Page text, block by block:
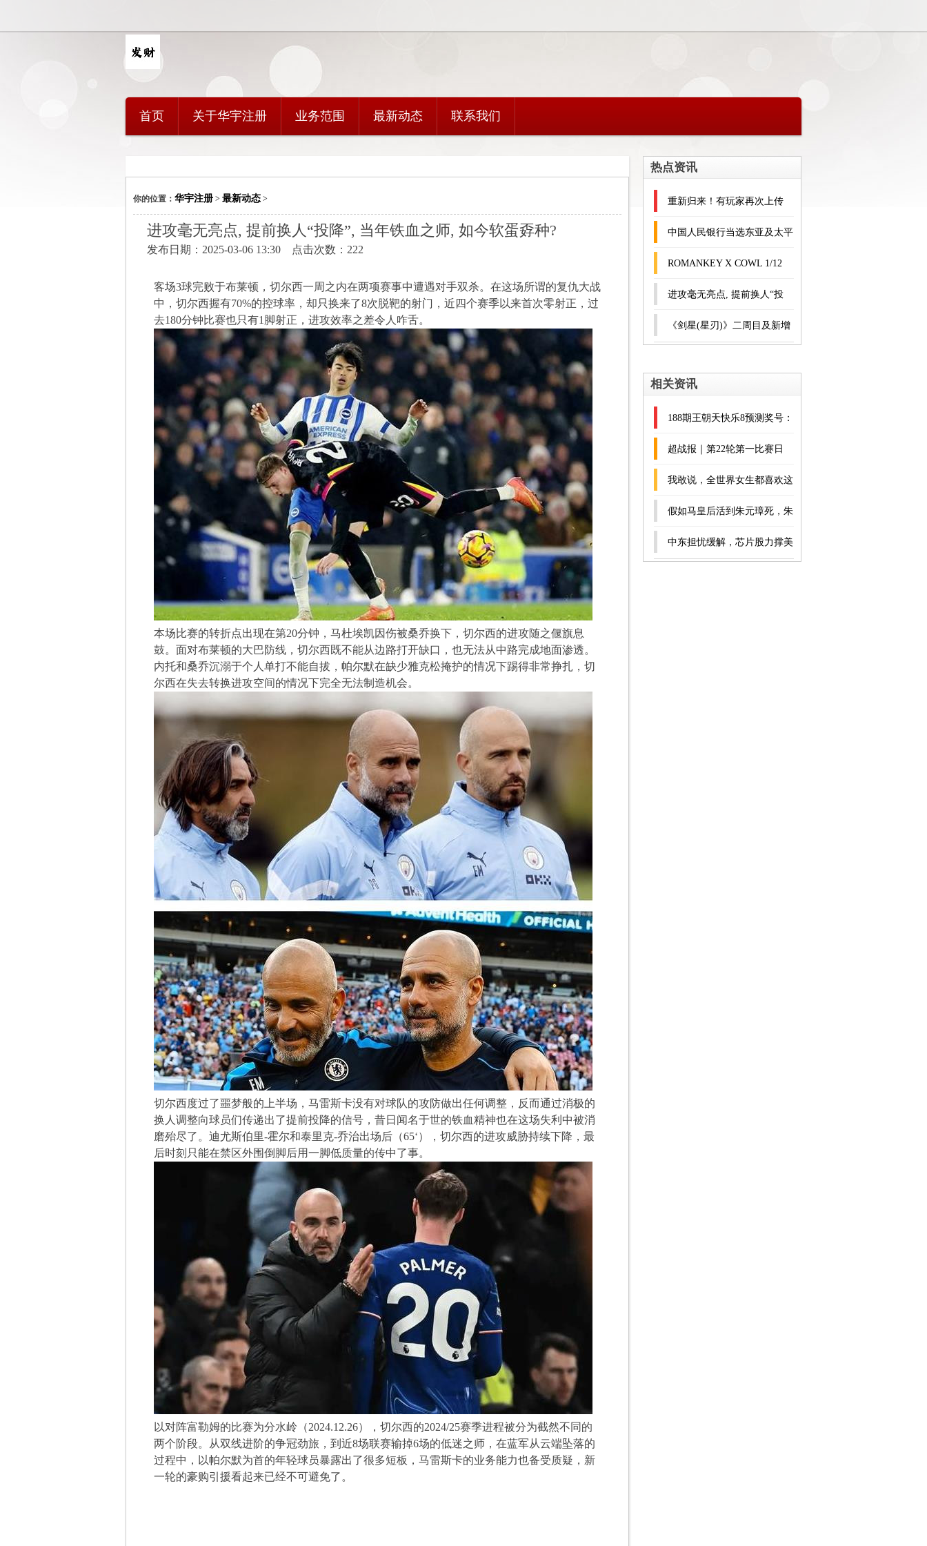
首页 关于华宇注册 业务范围 最新动态 联系我们
你的位置： 华宇注册 > 最新动态 >
进攻毫无亮点, 提前换人“投降”, 当年铁血之师, 如今软蛋孬种?
发布日期：2025-03-06 13:30 点击次数：222
客场3球完败于布莱顿，切尔西一周之内在两项赛事中遭遇对手双杀。在这场所谓的复仇大战
中，切尔西握有70%的控球率，却只换来了8次脱靶的射门，近四个赛季以来首次零射正，过
去180分钟比赛也只有1脚射正，进攻效率之差令人咋舌。
本场比赛的转折点出现在第20分钟，马杜埃凯因伤被桑乔换下，切尔西的进攻随之偃旗息
鼓。面对布莱顿的大巴防线，切尔西既不能从边路打开缺口，也无法从中路完成地面渗透。
内托和桑乔沉溺于个人单打不能自拔，帕尔默在缺少雅克松掩护的情况下踢得非常挣扎，切
尔西在失去转换进攻空间的情况下完全无法制造机会。
切尔西度过了噩梦般的上半场，马雷斯卡没有对球队的攻防做出任何调整，反而通过消极的
换人调整向球员们传递出了提前投降的信号，昔日闻名于世的铁血精神也在这场失利中被消
磨殆尽了。迪尤斯伯里-霍尔和泰里克-乔治出场后（65‘），切尔西的进攻威胁持续下降，最
后时刻只能在禁区外围倒脚后用一脚低质量的传中了事。
以对阵富勒姆的比赛为分水岭（2024.12.26），切尔西的2024/25赛季进程被分为截然不同的
两个阶段。从双线进阶的争冠劲旅，到近8场联赛输掉6场的低迷之师，在蓝军从云端坠落的
过程中，以帕尔默为首的年轻球员暴露出了很多短板，马雷斯卡的业务能力也备受质疑，新
一轮的豪购引援看起来已经不可避免了。
热点资讯
重新归来！有玩家再次上传
《战神：诸神黄昏》取消PC
绑定PSN账号MOD
中国人民银行当选东亚及太平
洋地区中央银行行长会议组织
支付与市场基础设施工作组新
任主席
ROMANKEY X COWL 1/12
大块头男素体可动人偶兵人配
件
进攻毫无亮点, 提前换人“投
降”, 当年铁血之师, 如今软蛋
《剑星(星刃)》二周目及新增
法
相关资讯
188期王朝天快乐8预测奖号：
同尾号分析
超战报｜第22轮第一比赛日
我敢说，全世界女生都喜欢这
套香草冰淇淋球服！
假如马皇后活到朱元璋死，朱
元璋会让马皇后也殉葬吗？
中东担忧缓解，芯片股力撑美